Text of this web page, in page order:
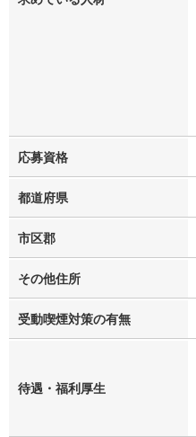
応募資格
都道府県
市区郡
その他住所
受動喫煙対策の有無
待遇・福利厚生